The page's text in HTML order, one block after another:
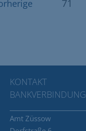
71
KONTAKT
BANKVERBINDUNG
Amt Züssow